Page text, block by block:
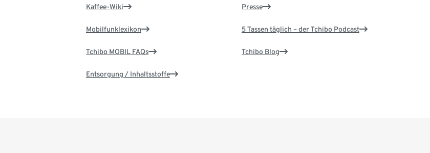
Kaffee-Wiki
Mobilfunklexikon
Tchibo MOBIL FAQs
Entsorgung / Inhaltsstoffe
Presse
5 Tassen täglich – der Tchibo Podcast
Tchibo Blog